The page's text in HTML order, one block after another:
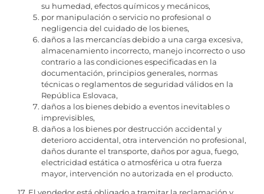
su humedad, efectos químicos y mecánicos,
por manipulación o servicio no profesional o
negligencia del cuidado de los bienes,
daños a las mercancías debido a una carga excesiva,
almacenamiento incorrecto, manejo incorrecto o uso
contrario a las condiciones especificadas en la
documentación, principios generales, normas
técnicas o reglamentos de seguridad válidos en la
República Eslovaca,
daños a los bienes debido a eventos inevitables o
imprevisibles,
daños a los bienes por destrucción accidental y
deterioro accidental, otra intervención no profesional,
daños durante el transporte, daños por agua, fuego,
electricidad estática o atmosférica u otra fuerza
mayor, intervención no autorizada en el producto.
17. El vendedor está obligado a tramitar la reclamación y